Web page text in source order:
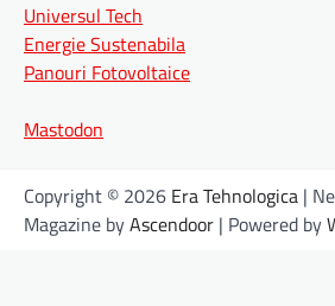
Universul Tech
Energie Sustenabila
Panouri Fotovoltaice
Mastodon
Copyright © 2026 Era Tehnologica |
Magazine byAscendoor | Powered by